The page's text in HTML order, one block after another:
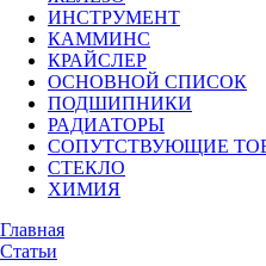
ИНСТРУМЕНТ
КАММИНС
КРАЙСЛЕР
ОСНОВНОЙ СПИСОК
ПОДШИПНИКИ
РАДИАТОРЫ
СОПУТСТВУЮЩИЕ
СТЕКЛО
ХИМИЯ
Главная
Статьи